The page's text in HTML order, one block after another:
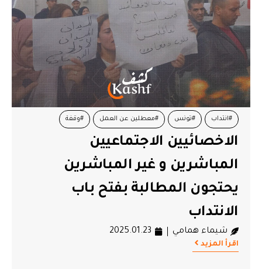
#انتداب #تونس #معطلين عن العمل #وقفة
الاخصائيين الاجتماعيين
المباشرين و غير المباشرين
يحتجون المطالبة بفتح باب
الانتداب
شيماء همامي 2025.01.23
اقرأ المزيد